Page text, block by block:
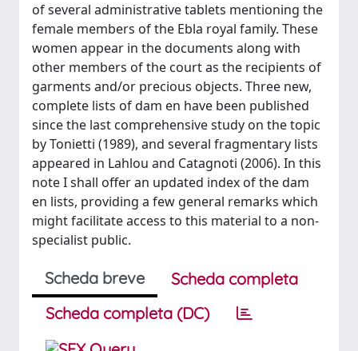
of several administrative tablets mentioning the
female members of the Ebla royal family. These
women appear in the documents along with
other members of the court as the recipients of
garments and/or precious objects. Three new,
complete lists of dam en have been published
since the last comprehensive study on the topic
by Tonietti (1989), and several fragmentary lists
appeared in Lahlou and Catagnoti (2006). In this
note I shall offer an updated index of the dam
en lists, providing a few general remarks which
might facilitate access to this material to a non-
specialist public.
Scheda breve
Scheda completa
Scheda completa (DC)